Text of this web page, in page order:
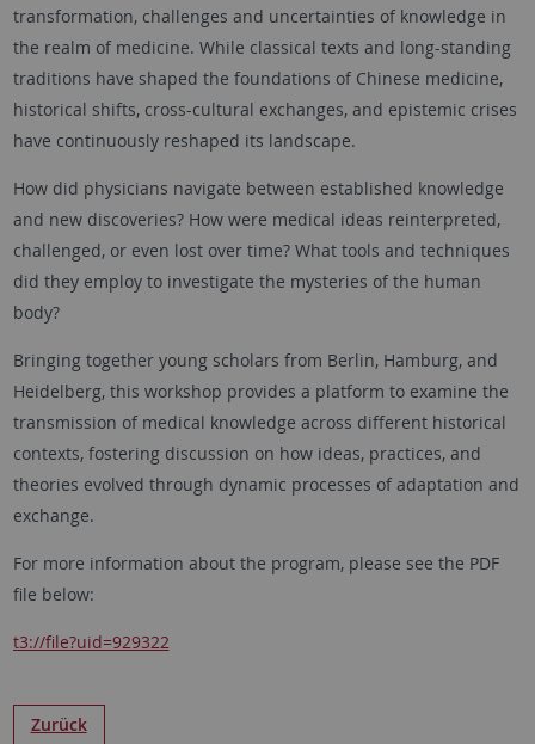
transformation, challenges and uncertainties of knowledge in
the realm of medicine. While classical texts and long-standing
traditions have shaped the foundations of Chinese medicine,
historical shifts, cross-cultural exchanges, and epistemic crises
have continuously reshaped its landscape.
How did physicians navigate between established knowledge
and new discoveries? How were medical ideas reinterpreted,
challenged, or even lost over time? What tools and techniques
did they employ to investigate the mysteries of the human
body?
Bringing together young scholars from Berlin, Hamburg, and
Heidelberg, this workshop provides a platform to examine the
transmission of medical knowledge across different historical
contexts, fostering discussion on how ideas, practices, and
theories evolved through dynamic processes of adaptation and
exchange.
For more information about the program, please see the PDF
file below:
t3://file?uid=929322
Zurück